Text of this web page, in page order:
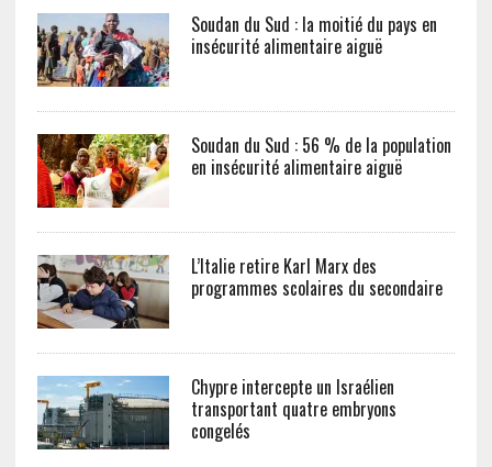
Soudan du Sud : la moitié du pays en
insécurité alimentaire aiguë
Soudan du Sud : 56 % de la population
en insécurité alimentaire aiguë
L’Italie retire Karl Marx des
programmes scolaires du secondaire
Chypre intercepte un Israélien
transportant quatre embryons
congelés